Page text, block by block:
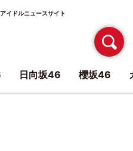
イドルニュースサイト
日向坂46 櫻坂46